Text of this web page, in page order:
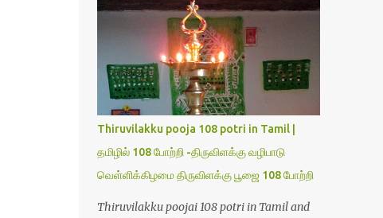
Thiruvilakku pooja 108 potri in Tamil |
தமிழில் 108 போற்றி -திருவிளக்கு வழிபாடு
வெள்ளிக்கிழமை திருவிளக்கு பூஜை 108 போற்றி
Thiruvilakku poojai 108 potri in Tamil and